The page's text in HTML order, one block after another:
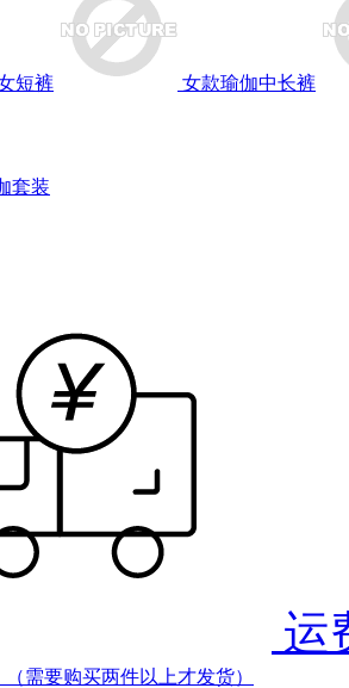
短裤 女款瑜伽中长裤
套装
运
需要购买两件以上才发货）